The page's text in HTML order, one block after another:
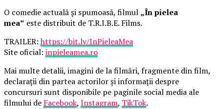
O comedie actuală și spumoasă, filmul „În pielea
mea” este distribuit de T.R.I.B.E. Films.
TRAILER:https://bit.ly/InPieleaMea
Site oficial: inpieleamea.ro
Mai multe detalii, imagini de la filmări, fragmente din film,
declarații din partea actorilor și informații despre
concursuri sunt disponibile pe paginile social media ale
filmului de Facebook, Instagram, TikTok.